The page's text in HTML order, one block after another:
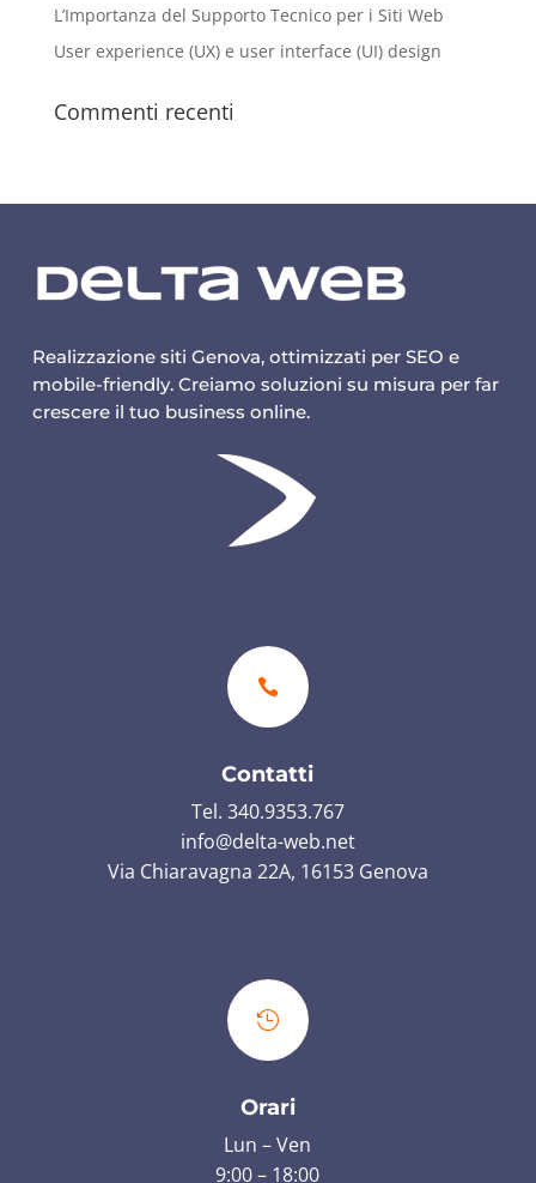
L’Importanza del Supporto Tecnico per i Siti Web
User experience (UX) e user interface (UI) design
Commenti recenti
Realizzazione siti Genova, ottimizzati per SEO e
mobile-friendly. Creiamo soluzioni su misura per far
crescere il tuo business online.

Contatti
Tel. 340.9353.767
info@delta-web.net
Via Chiaravagna 22A, 16153 Genova

Orari
Lun – Ven
9:00 – 18:00